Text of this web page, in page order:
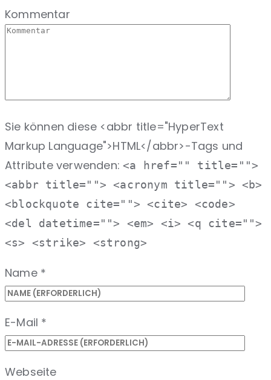
Kommentar
Sie können diese <abbr title="HyperText
Markup Language">HTML</abbr>-Tags und
Attribute verwenden:<a href="" title="">
<abbr title=""> <acronym title=""> <b>
<blockquote cite=""> <cite> <code>
<del datetime=""> <em> <i> <q cite="">
<s> <strike> <strong>
Name *
E-Mail *
Webseite